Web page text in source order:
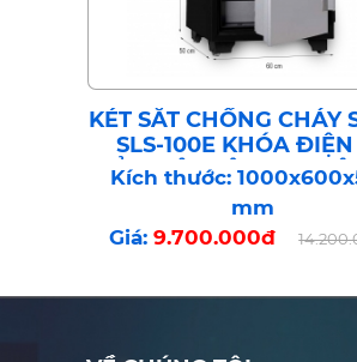
KÉT SẮT CHỐNG CHÁY
SLS-100E KHÓA ĐIỆN
BẢO MẬT CÔNG NGHỆ
Kích thước:
mm
Giá:9.700.000đ